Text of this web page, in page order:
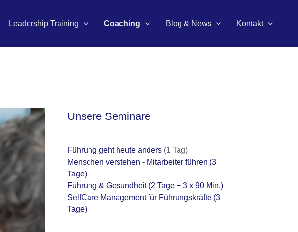
Leadership Training Coaching Blog & News Kontakt
Unsere Seminare
Führung geht heute anders (1 Tag)
Menschen verstehen - Mitarbeiter führen (3
Tage)
Führung & Gesundheit(2 Tage + 3 x 90 Min.)
SelfCare Management für Führungskräfte (3
Tage)